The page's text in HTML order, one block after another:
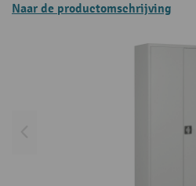
Naar de productomschrijving